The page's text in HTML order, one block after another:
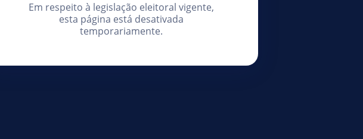
Em respeito à legislação eleitoral vigente,
esta página está desativada
temporariamente.